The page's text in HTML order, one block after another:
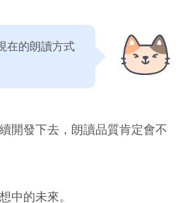
在的朗讀方式
開發下去，朗讀品質肯定會不
中的未來。